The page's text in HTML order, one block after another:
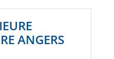
ANGERS